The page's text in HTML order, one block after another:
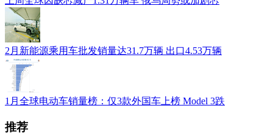
2月新能源乘用车批发销量达31.7万辆 出口4.53万辆
1月全球电动车销量榜：仅3款外国车上榜 Model 3跌
推荐